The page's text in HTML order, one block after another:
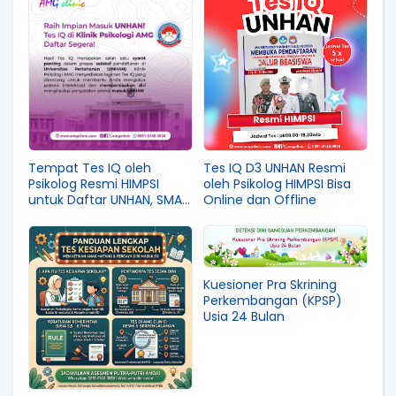
Tempat Tes IQ oleh
Psikolog Resmi HIMPSI
untuk Daftar UNHAN, SMA
Dirgantara dll
Tes IQ D3 UNHAN Resmi
oleh Psikolog HIMPSI Bisa
Online dan Offline
Kuesioner Pra Skrining
Perkembangan (KPSP)
Usia 24 Bulan